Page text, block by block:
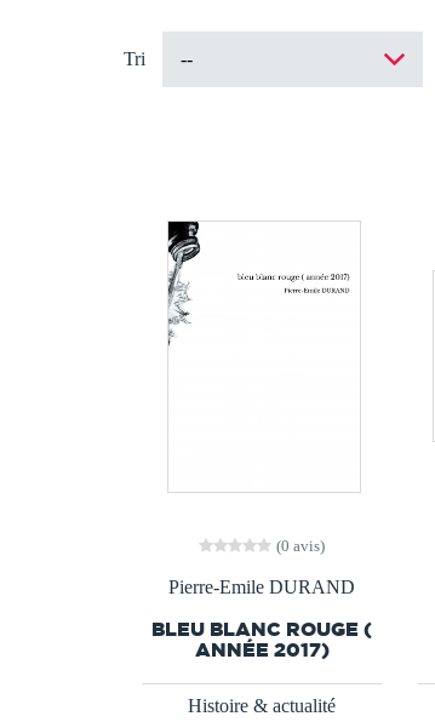
Tri
(0 avis)
Pierre-Emile DURAND
BLEU BLANC ROUGE (
ANNÉE 2017)
Histoire & actualité